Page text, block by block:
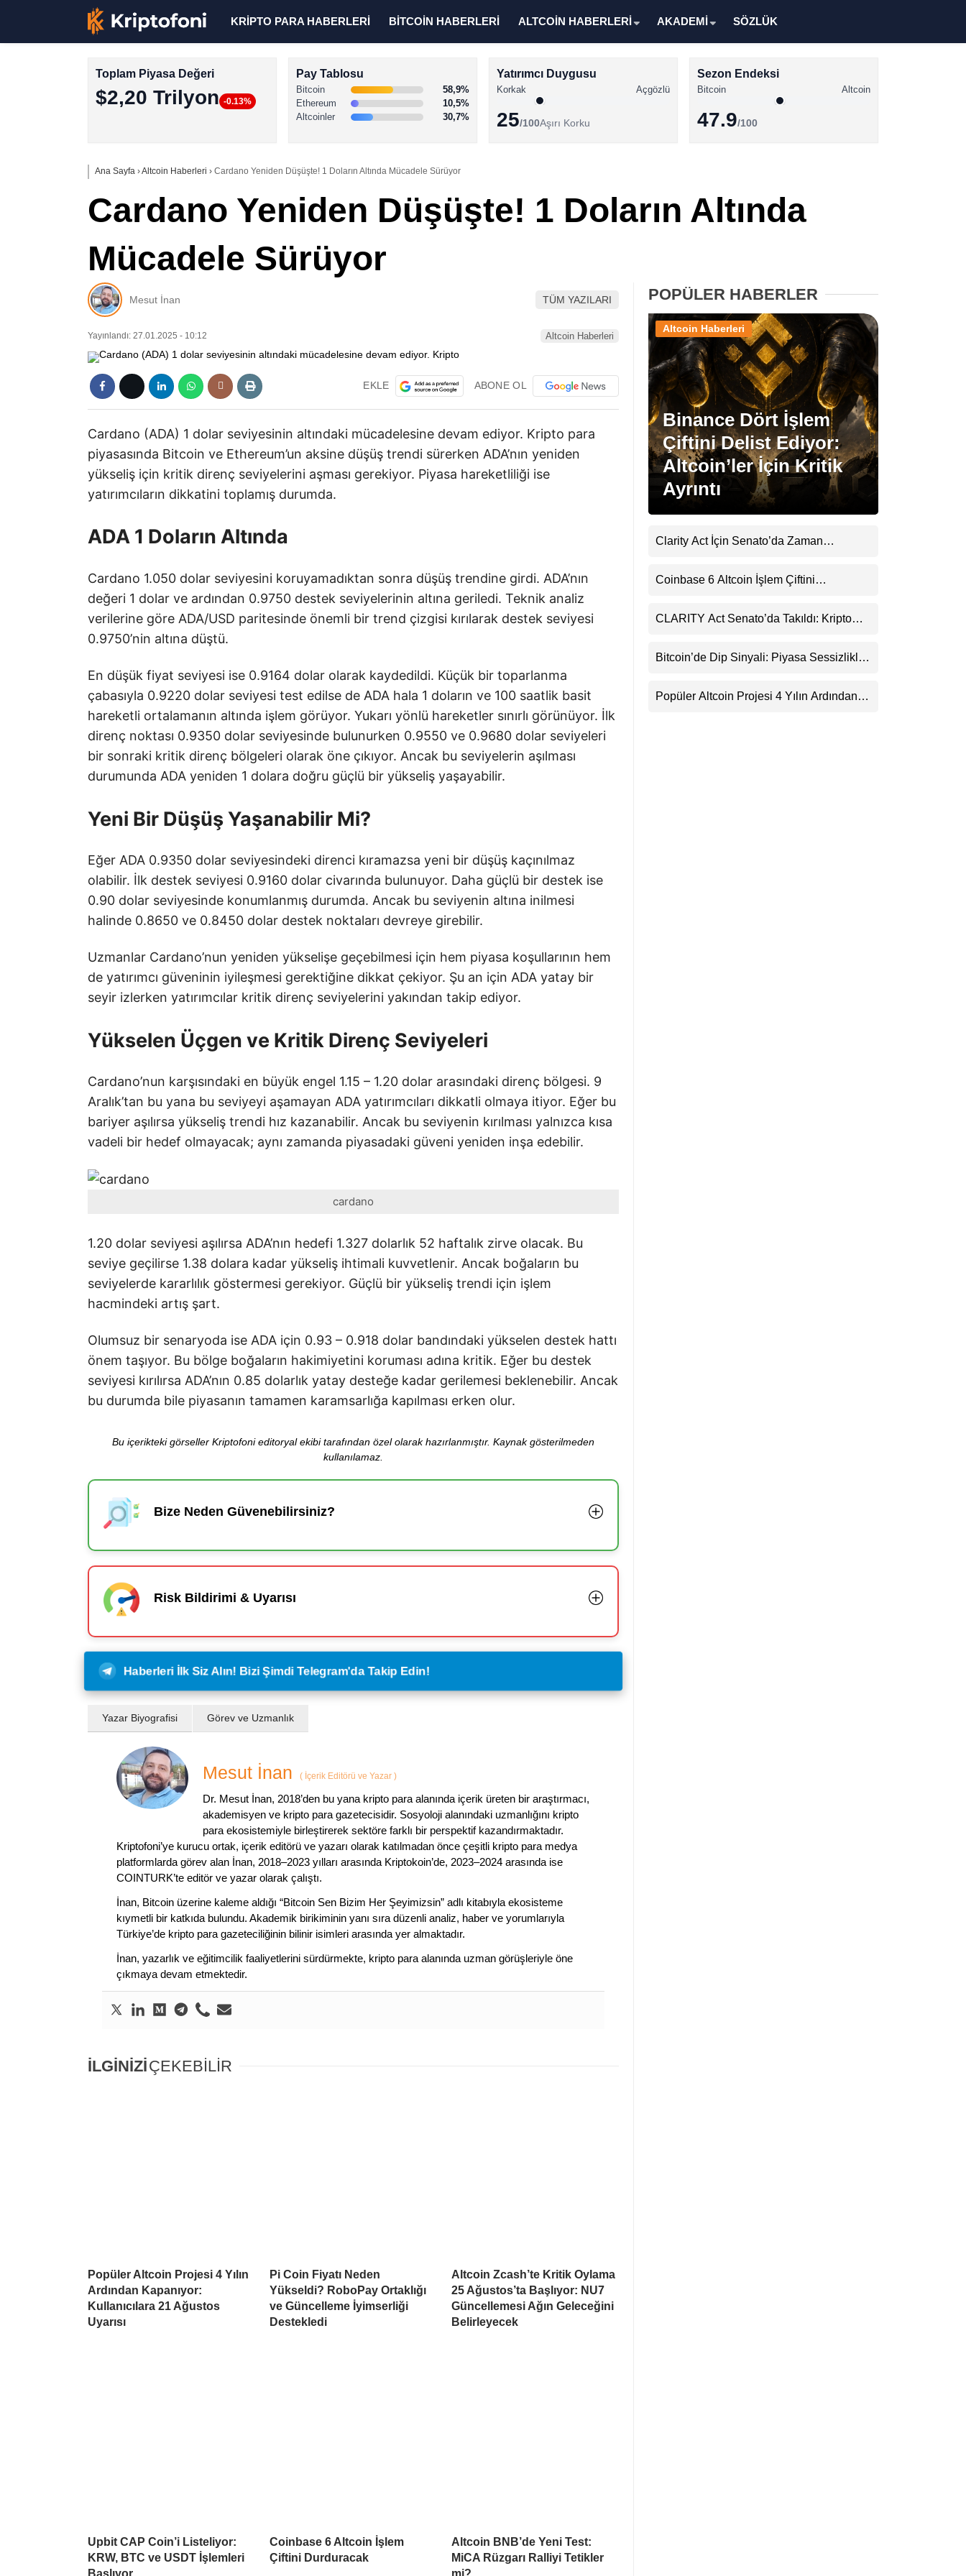
Altcoin Haberleri
XRP Haberleri
Memecoin Haberleri
Stablecoin Haberleri
Facebook
Instagram
LinkedIn
Telegram
KRİPTO PARA HABERLERİ BİTCOİN HABERLERİ ALTCOİN HABERLERİ AKADEMİ SÖZLÜK
Toplam Piyasa Değeri
$2,20 Trilyon -0.13%
Pay Tablosu
Bitcoin
58,9%
Ethereum
10,5%
Altcoinler
30,7%
Yatırımcı Duygusu
Korkak Açgözlü
25/100Aşırı Korku
Sezon Endeksi
Bitcoin Altcoin
47.9/100
Ana Sayfa ›Altcoin Haberleri › Cardano Yeniden Düşüşte! 1 Doların Altında Mücadele Sürüyor
Cardano Yeniden Düşüşte! 1 Doların Altında
Mücadele Sürüyor
Mesut İnan TÜM YAZILARI
Yayınlandı: 27.01.2025 - 10:12 Altcoin Haberleri
EKLE ABONE OL
Cardano (ADA) 1 dolar seviyesinin altındaki mücadelesine devam ediyor. Kripto para
piyasasında Bitcoin ve Ethereum’un aksine düşüş trendi sürerken ADA’nın yeniden
yükseliş için kritik direnç seviyelerini aşması gerekiyor. Piyasa hareketliliği ise
yatırımcıların dikkatini toplamış durumda.
ADA 1 Doların Altında
Cardano 1.050 dolar seviyesini koruyamadıktan sonra düşüş trendine girdi. ADA’nın
değeri 1 dolar ve ardından 0.9750 destek seviyelerinin altına geriledi. Teknik analiz
verilerine göre ADA/USD paritesinde önemli bir trend çizgisi kırılarak destek seviyesi
0.9750’nin altına düştü.
En düşük fiyat seviyesi ise 0.9164 dolar olarak kaydedildi. Küçük bir toparlanma
çabasıyla 0.9220 dolar seviyesi test edilse de ADA hala 1 doların ve 100 saatlik basit
hareketli ortalamanın altında işlem görüyor. Yukarı yönlü hareketler sınırlı görünüyor. İlk
direnç noktası 0.9350 dolar seviyesinde bulunurken 0.9550 ve 0.9680 dolar seviyeleri
bir sonraki kritik direnç bölgeleri olarak öne çıkıyor. Ancak bu seviyelerin aşılması
durumunda ADA yeniden 1 dolara doğru güçlü bir yükseliş yaşayabilir.
Yeni Bir Düşüş Yaşanabilir Mi?
Eğer ADA 0.9350 dolar seviyesindeki direnci kıramazsa yeni bir düşüş kaçınılmaz
olabilir. İlk destek seviyesi 0.9160 dolar civarında bulunuyor. Daha güçlü bir destek ise
0.90 dolar seviyesinde konumlanmış durumda. Ancak bu seviyenin altına inilmesi
halinde 0.8650 ve 0.8450 dolar destek noktaları devreye girebilir.
Uzmanlar Cardano’nun yeniden yükselişe geçebilmesi için hem piyasa koşullarının hem
de yatırımcı güveninin iyileşmesi gerektiğine dikkat çekiyor. Şu an için ADA yatay bir
seyir izlerken yatırımcılar kritik direnç seviyelerini yakından takip ediyor.
Yükselen Üçgen ve Kritik Direnç Seviyeleri
Cardano’nun karşısındaki en büyük engel 1.15 – 1.20 dolar arasındaki direnç bölgesi. 9
Aralık’tan bu yana bu seviyeyi aşamayan ADA yatırımcıları dikkatli olmaya itiyor. Eğer bu
bariyer aşılırsa yükseliş trendi hız kazanabilir. Ancak bu seviyenin kırılması yalnızca kısa
vadeli bir hedef olmayacak; aynı zamanda piyasadaki güveni yeniden inşa edebilir.
cardano
1.20 dolar seviyesi aşılırsa ADA’nın hedefi 1.327 dolarlık 52 haftalık zirve olacak. Bu
seviye geçilirse 1.38 dolara kadar yükseliş ihtimali kuvvetlenir. Ancak boğaların bu
seviyelerde kararlılık göstermesi gerekiyor. Güçlü bir yükseliş trendi için işlem
hacmindeki artış şart.
Olumsuz bir senaryoda ise ADA için 0.93 – 0.918 dolar bandındaki yükselen destek hattı
önem taşıyor. Bu bölge boğaların hakimiyetini koruması adına kritik. Eğer bu destek
seviyesi kırılırsa ADA’nın 0.85 dolarlık yatay desteğe kadar gerilemesi beklenebilir. Ancak
bu durumda bile piyasanın tamamen karamsarlığa kapılması erken olur.
Bu içerikteki görseller Kriptofoni editoryal ekibi tarafından özel olarak hazırlanmıştır. Kaynak gösterilmeden
kullanılamaz.
Bize Neden Güvenebilirsiniz?
Risk Bildirimi & Uyarısı
Haberleri İlk Siz Alın! Bizi Şimdi Telegram'da Takip Edin!
Yazar Biyografisi Görev ve Uzmanlık
Mesut İnan ( İçerik Editörü ve Yazar )
Dr. Mesut İnan, 2018’den bu yana kripto para alanında içerik üreten bir araştırmacı,
akademisyen ve kripto para gazetecisidir. Sosyoloji alanındaki uzmanlığını kripto
para ekosistemiyle birleştirerek sektöre farklı bir perspektif kazandırmaktadır.
Kriptofoni’ye kurucu ortak, içerik editörü ve yazarı olarak katılmadan önce çeşitli kripto para medya
platformlarda görev alan İnan, 2018–2023 yılları arasında Kriptokoin’de, 2023–2024 arasında ise
COINTURK’te editör ve yazar olarak çalıştı.
İnan, Bitcoin üzerine kaleme aldığı “Bitcoin Sen Bizim Her Şeyimizsin” adlı kitabıyla ekosisteme
kıymetli bir katkıda bulundu. Akademik birikiminin yanı sıra düzenli analiz, haber ve yorumlarıyla
Türkiye’de kripto para gazeteciliğinin bilinir isimleri arasında yer almaktadır.
İnan, yazarlık ve eğitimcilik faaliyetlerini sürdürmekte, kripto para alanında uzman görüşleriyle öne
çıkmaya devam etmektedir.
İLGİNİZİÇEKEBİLİR
Popüler Altcoin Projesi 4 Yılın
Ardından Kapanıyor:
Kullanıcılara 21 Ağustos
Uyarısı
Pi Coin Fiyatı Neden
Yükseldi? RoboPay Ortaklığı
ve Güncelleme İyimserliği
Destekledi
Altcoin Zcash’te Kritik Oylama
25 Ağustos’ta Başlıyor: NU7
Güncellemesi Ağın Geleceğini
Belirleyecek
Upbit CAP Coin’i Listeliyor:
KRW, BTC ve USDT İşlemleri
Coinbase 6 Altcoin İşlem
Çiftini Durduracak
Altcoin BNB’de Yeni Test:
MiCA Rüzgarı Ralliyi Tetikler
POPÜLER HABERLER
Binance Dört İşlem
Çiftini Delist Ediyor:
Altcoin’ler İçin Kritik
Ayrıntı
Altcoin Haberleri
Clarity Act İçin Senato’da Zaman
Coinbase 6 Altcoin İşlem Çiftini
CLARITY Act Senato’da Takıldı: Kripto
Bitcoin’de Dip Sinyali: Piyasa Sessizlikle
Popüler Altcoin Projesi 4 Yılın Ardından